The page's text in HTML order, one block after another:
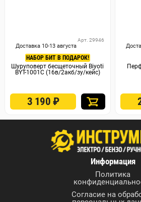
Доставка 10-13 августа
Арт. 29946
НАБОР БИТ В ПОДАРОК!
Шуруповерт бесщеточный Biyoti
BYT-1001C (16в/2акб/зу/кейс)
3 190 ₽
Информация
Политика
Согласие на